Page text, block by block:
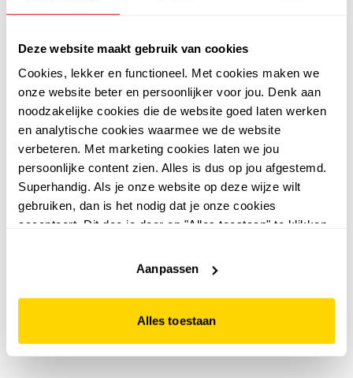
Deze website maakt gebruik van cookies
Cookies, lekker en functioneel. Met cookies maken we
onze website beter en persoonlijker voor jou. Denk aan
noodzakelijke cookies die de website goed laten werken
en analytische cookies waarmee we de website
verbeteren. Met marketing cookies laten we jou
persoonlijke content zien. Alles is dus op jou afgestemd.
Superhandig. Als je onze website op deze wijze wilt
gebruiken, dan is het nodig dat je onze cookies
accepteert. Dit doe je door op "Alles toestaan" te klikken.
website niet optimaal functioneert.
Aanpassen
Alles toestaan